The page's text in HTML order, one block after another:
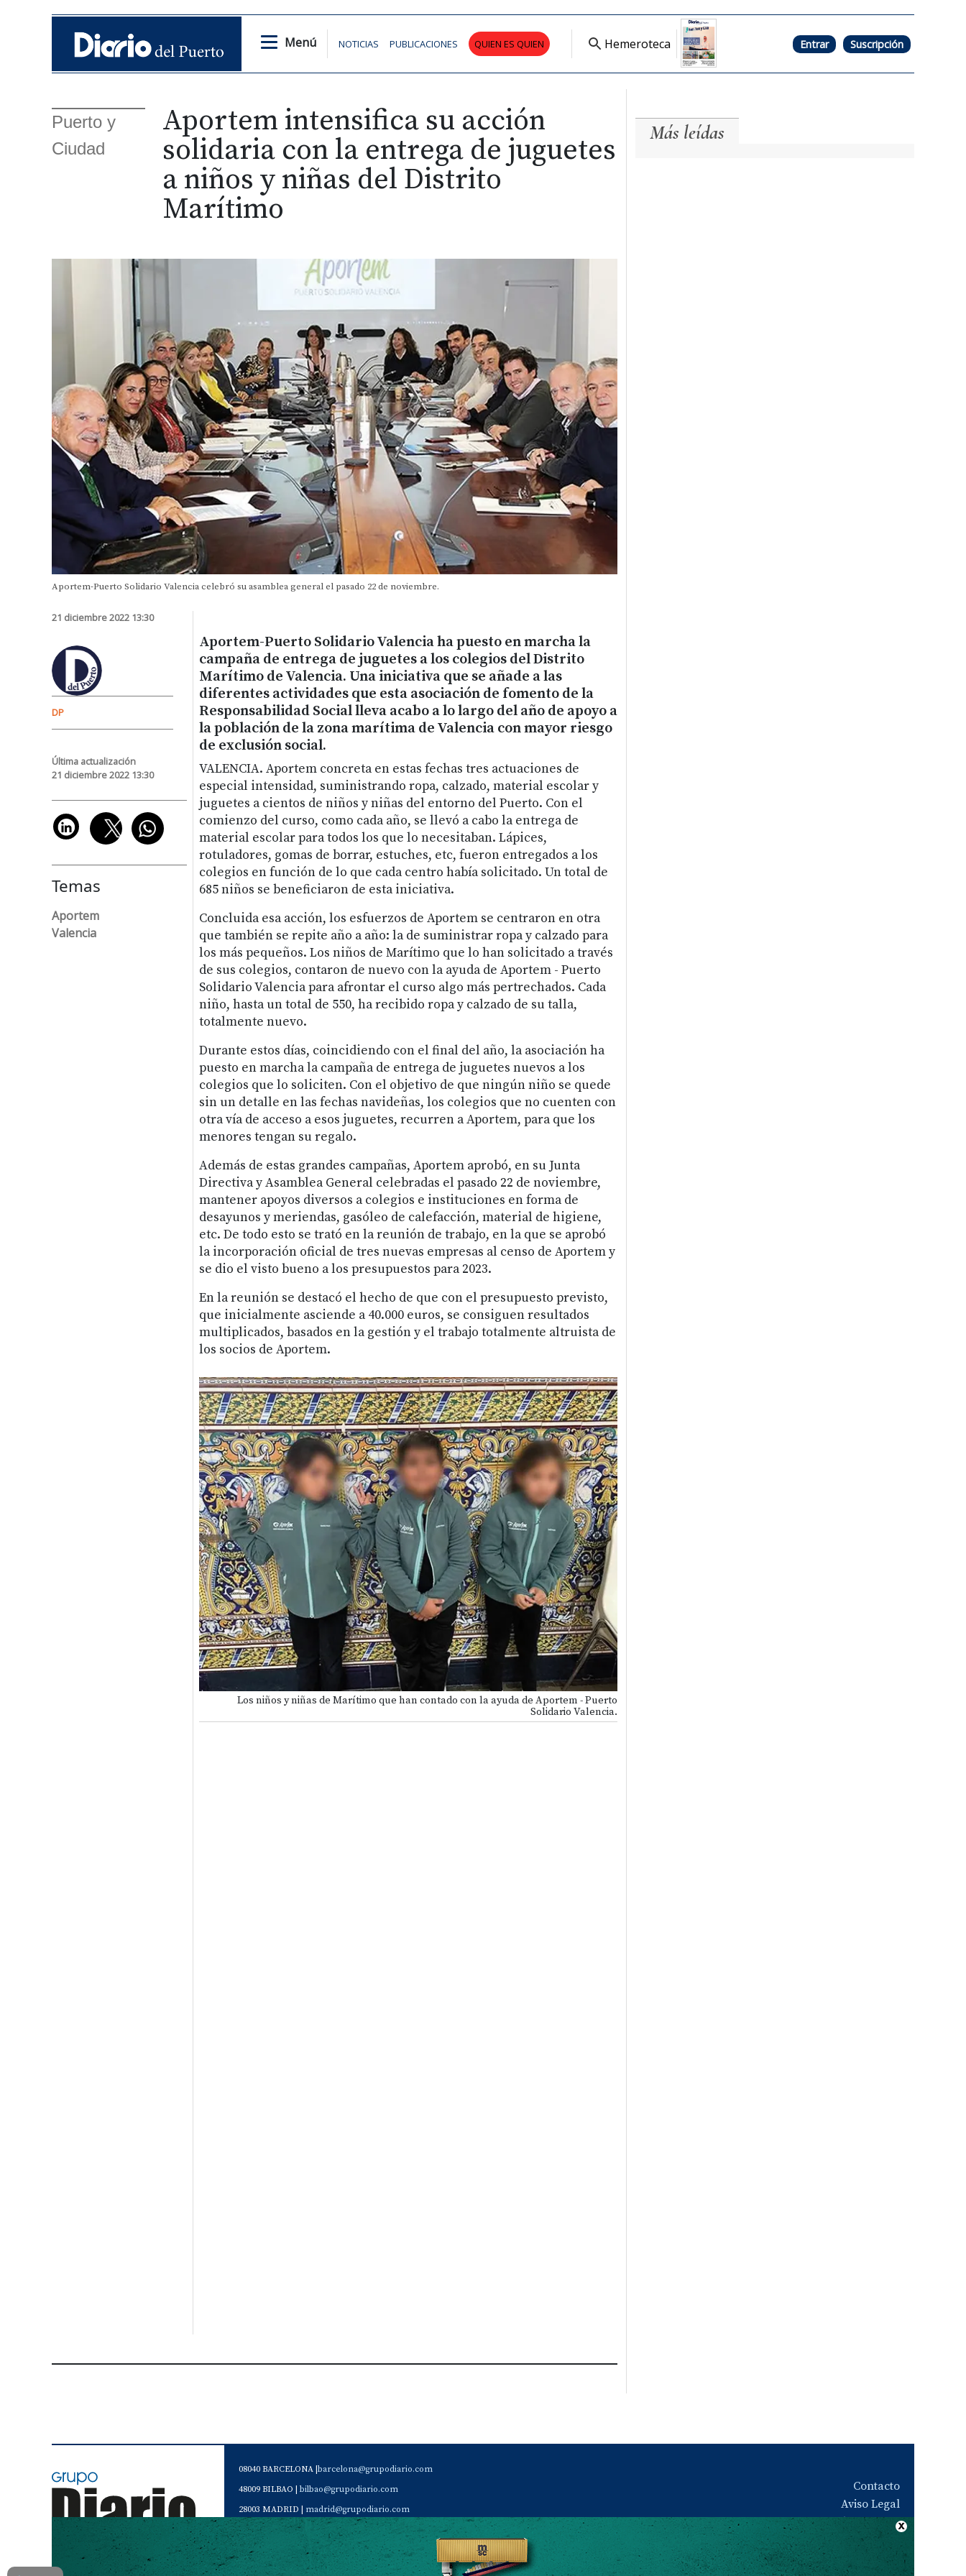
Menú NOTICIAS PUBLICACIONES QUIEN ES QUIEN Hemeroteca Entrar Suscripción
Puerto y
Ciudad
Aportem intensifica su acción
solidaria con la entrega de juguetes
a niños y niñas del Distrito
Marítimo
Aportem-Puerto Solidario Valencia celebró su asamblea general el pasado 22 de noviembre.
21 diciembre 2022 13:30
DP
Última actualización
21 diciembre 2022 13:30
Temas
Aportem
Valencia
Aportem-Puerto Solidario Valencia ha puesto en marcha la
campaña de entrega de juguetes a los colegios del Distrito
Marítimo de Valencia. Una iniciativa que se añade a las
diferentes actividades que esta asociación de fomento de la
Responsabilidad Social lleva acabo a lo largo del año de apoyo a
la población de la zona marítima de Valencia con mayor riesgo
de exclusión social.
VALENCIA. Aportem concreta en estas fechas tres actuaciones de
especial intensidad, suministrando ropa, calzado, material escolar y
juguetes a cientos de niños y niñas del entorno del Puerto. Con el
comienzo del curso, como cada año, se llevó a cabo la entrega de
material escolar para todos los que lo necesitaban. Lápices,
rotuladores, gomas de borrar, estuches, etc, fueron entregados a los
colegios en función de lo que cada centro había solicitado. Un total de
685 niños se beneficiaron de esta iniciativa.
Concluida esa acción, los esfuerzos de Aportem se centraron en otra
que también se repite año a año: la de suministrar ropa y calzado para
los más pequeños. Los niños de Marítimo que lo han solicitado a través
de sus colegios, contaron de nuevo con la ayuda de Aportem - Puerto
Solidario Valencia para afrontar el curso algo más pertrechados. Cada
niño, hasta un total de 550, ha recibido ropa y calzado de su talla,
totalmente nuevo.
Durante estos días, coincidiendo con el final del año, la asociación ha
puesto en marcha la campaña de entrega de juguetes nuevos a los
colegios que lo soliciten. Con el objetivo de que ningún niño se quede
sin un detalle en las fechas navideñas, los colegios que no cuenten con
otra vía de acceso a esos juguetes, recurren a Aportem, para que los
menores tengan su regalo.
Además de estas grandes campañas, Aportem aprobó, en su Junta
Directiva y Asamblea General celebradas el pasado 22 de noviembre,
mantener apoyos diversos a colegios e instituciones en forma de
desayunos y meriendas, gasóleo de calefacción, material de higiene,
etc. De todo esto se trató en la reunión de trabajo, en la que se aprobó
la incorporación oficial de tres nuevas empresas al censo de Aportem y
se dio el visto bueno a los presupuestos para 2023.
En la reunión se destacó el hecho de que con el presupuesto previsto,
que inicialmente asciende a 40.000 euros, se consiguen resultados
multiplicados, basados en la gestión y el trabajo totalmente altruista de
los socios de Aportem.
Los niños y niñas de Marítimo que han contado con la ayuda de Aportem - Puerto
Solidario Valencia.
Más leídas
08040 BARCELONA |barcelona@grupodiario.com
48009 BILBAO | bilbao@grupodiario.com
28003 MADRID | madrid@grupodiario.com
46120 Alboraya. VALENCIA |
valencia@grupodiario.com
Servicio de Atención al Socio Suscriptor | sas@grupodiario.com
Teléfono de contacto de Diario del Puerto: 96 330 18 32
Contacto
Aviso Legal
Quiénes somos
Política de privacidad